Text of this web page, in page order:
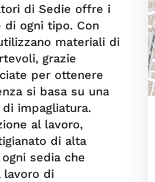
di Sedie offre i
ogni tipo. Con
materiali di
grazie
per ottenere
si basa su una
impagliatura.
al lavoro,
di alta
sedia che
di